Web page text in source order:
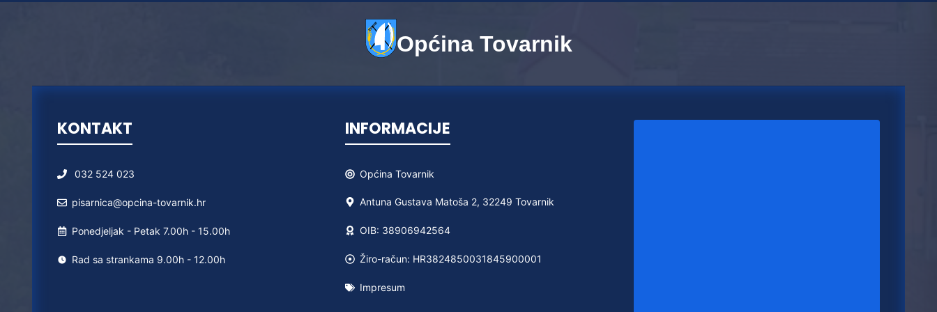
Općina Tovarnik
KONTAKT
032 524 023
pisarnica@opcina-tovarnik.hr
Ponedjeljak - Petak 7.00h - 15.00h
Rad sa strankama 9.00h - 12.00h
INFORMACIJE
OpćinaTovarnik
Antuna Gustava Matoša 2, 32249 Tovarnik
OIB: 38906942564
Žiro-račun: HR3824850031845900001
Impresum